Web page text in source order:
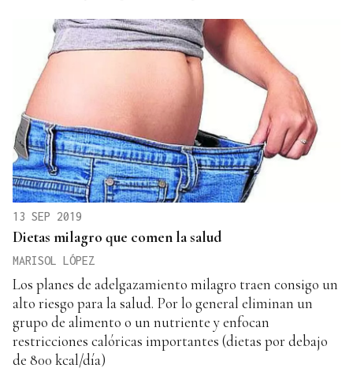
13 SEP 2019
Dietas milagro que comen la salud
MARISOL LÓPEZ
Los planes de adelgazamiento milagro traen consigo un
alto riesgo para la salud. Por lo general eliminan un
grupo de alimento o un nutriente y enfocan
restricciones calóricas importantes (dietas por debajo
de 800 kcal/día)